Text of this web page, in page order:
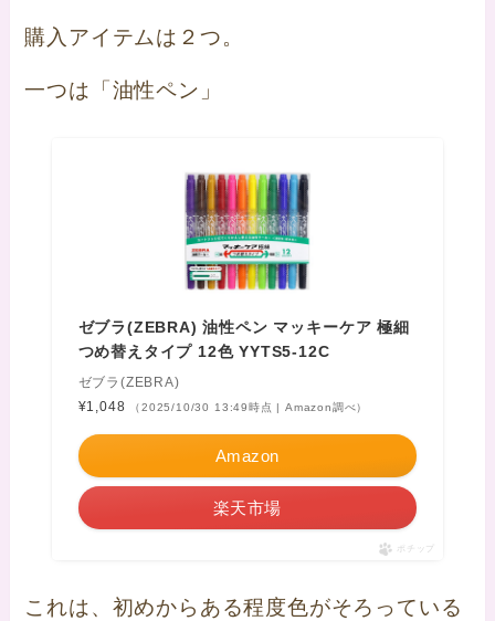
購入アイテムは２つ。
一つは「油性ペン」
ゼブラ(ZEBRA) 油性ペン マッキーケア 極細
つめ替えタイプ 12色 YYTS5-12C
ゼブラ(ZEBRA)
¥1,048
（2025/10/30 13:49時点 | Amazon調べ）
Amazon
楽天市場
ポチップ
これは、初めからある程度色がそろっている